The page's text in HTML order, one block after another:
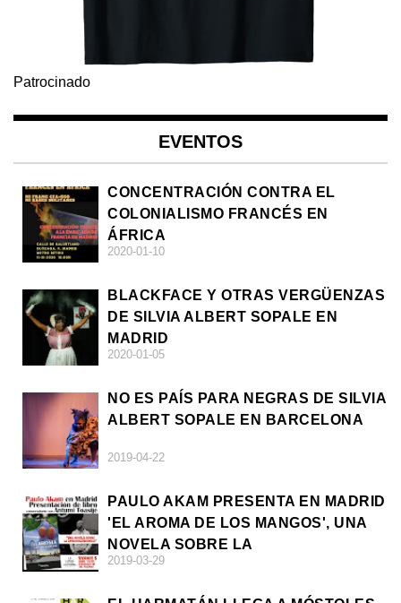
Patrocinado
EVENTOS
CONCENTRACIÓN CONTRA EL
COLONIALISMO FRANCÉS EN
ÁFRICA
2020-01-10
BLACKFACE Y OTRAS VERGÜENZAS
DE SILVIA ALBERT SOPALE EN
MADRID
2020-01-05
NO ES PAÍS PARA NEGRAS DE SILVIA
ALBERT SOPALE EN BARCELONA
2019-04-22
PAULO AKAM PRESENTA EN MADRID
'EL AROMA DE LOS MANGOS', UNA
NOVELA SOBRE LA
AFRODESCENDENCIA
2019-03-29